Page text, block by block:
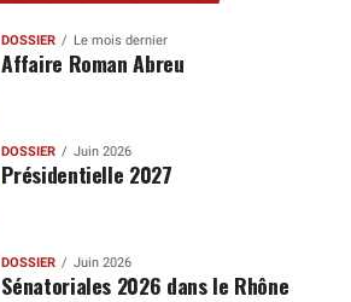
DOSSIER Le mois dernier
Affaire Roman Abreu
DOSSIER Juin 2026
Présidentielle 2027
DOSSIER Juin 2026
Sénatoriales 2026 dans le Rhône